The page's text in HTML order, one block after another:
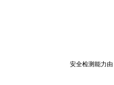
安全检测能力由